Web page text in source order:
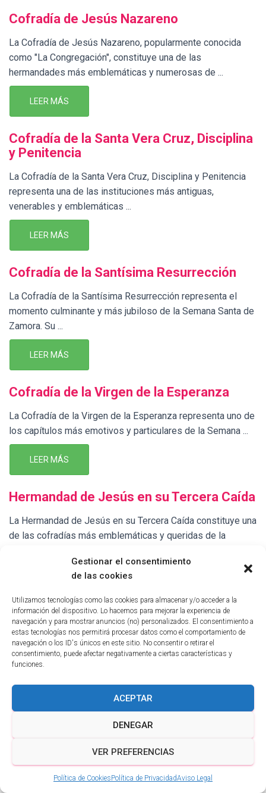
Gestionar el consentimiento
de las cookies
Utilizamos tecnologías como las cookies para almacenar y/o acceder a la
información del dispositivo. Lo hacemos para mejorar la experiencia de
navegación y para mostrar anuncios (no) personalizados. El consentimiento a
estas tecnologías nos permitirá procesar datos como el comportamiento de
navegación o los ID's únicos en este sitio. No consentir o retirar el
consentimiento, puede afectar negativamente a ciertas características y
funciones.
ACEPTAR
DENEGAR
VER PREFERENCIAS
Política de CookiesPolítica de PrivacidadAviso Legal
Cofradía de Jesús Nazareno
La Cofradía de Jesús Nazareno, popularmente conocida
como "La Congregación", constituye una de las
hermandades más emblemáticas y numerosas de ...
LEER MÁS
Cofradía de la Santa Vera Cruz, Disciplina
y Penitencia
La Cofradía de la Santa Vera Cruz, Disciplina y Penitencia
representa una de las instituciones más antiguas,
venerables y emblemáticas ...
LEER MÁS
Cofradía de la Santísima Resurrección
La Cofradía de la Santísima Resurrección representa el
momento culminante y más jubiloso de la Semana Santa de
Zamora. Su ...
LEER MÁS
Cofradía de la Virgen de la Esperanza
La Cofradía de la Virgen de la Esperanza representa uno de
los capítulos más emotivos y particulares de la Semana ...
LEER MÁS
Hermandad de Jesús en su Tercera Caída
La Hermandad de Jesús en su Tercera Caída constituye una
de las cofradías más emblemáticas y queridas de la
Hermandad Penitencial de las Siete
Palabras
La Hermandad Penitencial de las Siete Palabras representa
uno de los capítulos más recientes y renovadores de la
Semana Santa ...
LEER MÁS
Hermandad Penitencial de Nuestro Señor
Jesús, Luz y Vida